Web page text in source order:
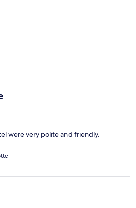
were very polite and friendly.